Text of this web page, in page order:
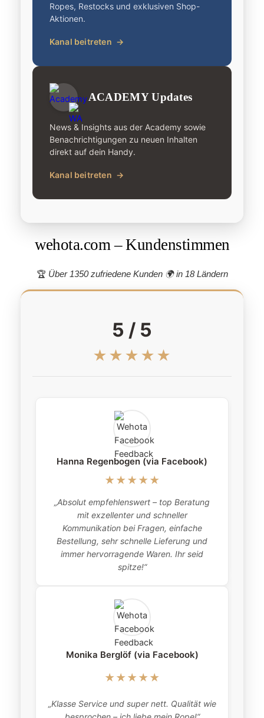
Ropes, Restocks und exklusiven Shop-
Aktionen.
Kanal beitreten →
ACADEMY Updates
News & Insights aus der Academy sowie
Benachrichtigungen zu neuen Inhalten
direkt auf dein Handy.
Kanal beitreten →
wehota.com – Kundenstimmen
🏆 Über 1350 zufriedene Kunden 🌍 in 18 Ländern
5 / 5
★★★★★
Hanna Regenbogen (via Facebook)
★★★★★
„Absolut empfehlenswert – top Beratung
mit exzellenter und schneller
Kommunikation bei Fragen, einfache
Bestellung, sehr schnelle Lieferung und
immer hervorragende Waren. Ihr seid
spitze!“
Monika Berglöf (via Facebook)
★★★★★
„Klasse Service und super nett. Qualität wie